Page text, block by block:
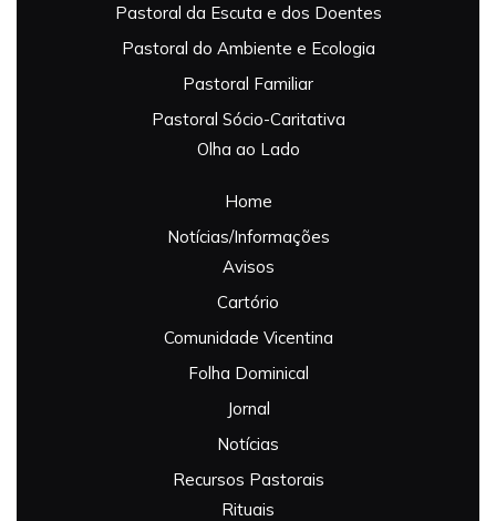
Pastoral da Escuta e dos Doentes
Pastoral do Ambiente e Ecologia
Pastoral Familiar
Pastoral Sócio-Caritativa
Olha ao Lado
Home
Notícias/Informações
Avisos
Cartório
Comunidade Vicentina
Folha Dominical
Jornal
Notícias
Recursos Pastorais
Rituais